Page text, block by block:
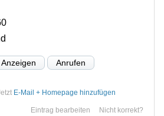
Anzeigen Anrufen
E-Mail + Homepage hinzufügen
Nicht korrekt?
Eintrag bearbeiten